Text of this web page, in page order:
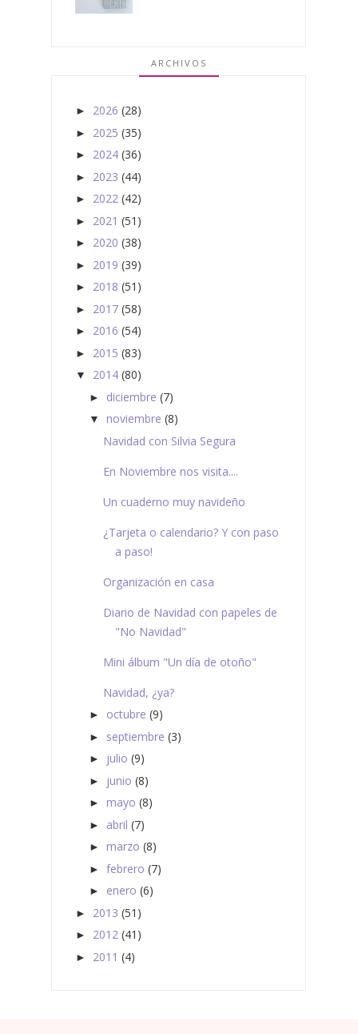
ARCHIVOS
► 2026 (28)
► 2025 (35)
► 2024 (36)
► 2023 (44)
► 2022 (42)
► 2021 (51)
► 2020 (38)
► 2019 (39)
► 2018 (51)
► 2017 (58)
► 2016 (54)
► 2015 (83)
▼ 2014 (80)
► diciembre (7)
▼ noviembre (8)
Navidad con Silvia Segura
En Noviembre nos visita....
Un cuaderno muy navideño
¿Tarjeta o calendario? Y con paso
a paso!
Organización en casa
Diario de Navidad con papeles de
"No Navidad"
Mini álbum "Un día de otoño"
Navidad, ¿ya?
► octubre (9)
► septiembre (3)
► julio (9)
► junio (8)
► mayo (8)
► abril (7)
► marzo (8)
► febrero (7)
► enero (6)
► 2013 (51)
► 2012 (41)
► 2011 (4)